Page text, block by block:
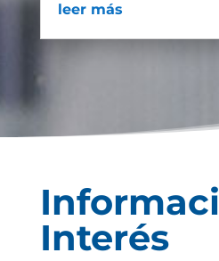
leer más
Interés